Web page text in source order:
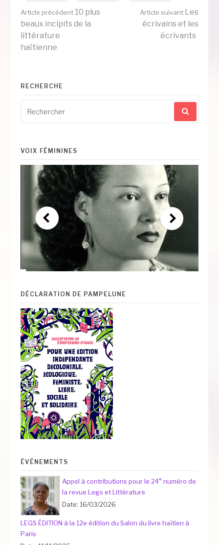
Lire
la
suite
Article précédent 10 plus
beaux incipits de la
littérature
haïtienne
Article suivantLes
écrivains et les
écrivants
RECHERCHE
pour
:
VOIX FÉMININES
DÉCLARATION DE PAMPELUNE
ÉVÉNEMENTS
Appel à contributions pour le 24° numéro de
la revue Legs et Littérature
Date: 16/03/2026
LEGS ÉDITION à la 12e édition du Salon du livre haïtien à
Paris